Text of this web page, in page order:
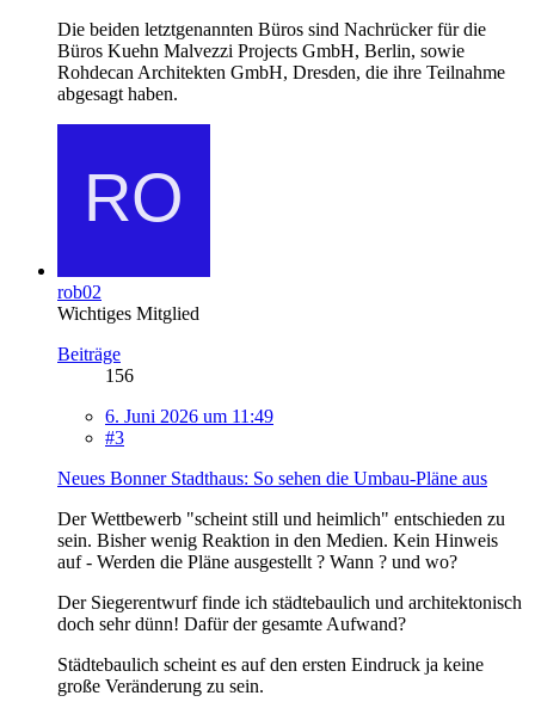
Die beiden letztgenannten Büros sind Nachrücker für die
Büros Kuehn Malvezzi Projects GmbH, Berlin, sowie
Rohdecan Architekten GmbH, Dresden, die ihre Teilnahme
abgesagt haben.
rob02
Wichtiges Mitglied
Beiträge
156
6. Juni 2026 um 11:49
#3
Neues Bonner Stadthaus: So sehen die Umbau-Pläne aus
Der Wettbewerb "scheint still und heimlich" entschieden zu
sein. Bisher wenig Reaktion in den Medien. Kein Hinweis
auf - Werden die Pläne ausgestellt ? Wann ? und wo?
Der Siegerentwurf finde ich städtebaulich und architektonisch
doch sehr dünn! Dafür der gesamte Aufwand?
Städtebaulich scheint es auf den ersten Eindruck ja keine
große Veränderung zu sein.